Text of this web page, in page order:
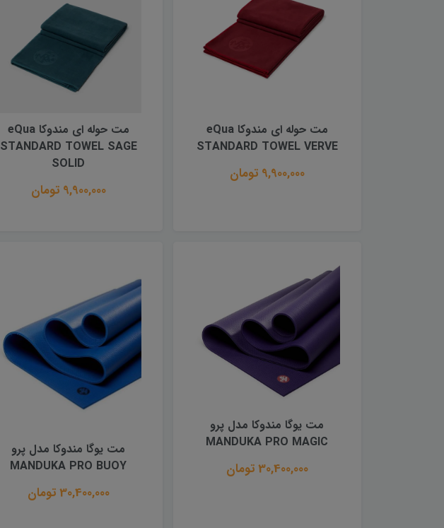
مت حوله ای مندوکا eQua
STANDARD TOWEL VERVE
9,900,000 تومان
مت حوله ای مندوکا eQua
STANDARD TOWEL SAGE
SOLID
9,900,000 تومان
مت یوگا مندوکا مدل پرو
MANDUKA PRO MAGIC
30,400,000 تومان
مت یوگا مندوکا مدل پرو
MANDUKA PRO BUOY
30,400,000 تومان